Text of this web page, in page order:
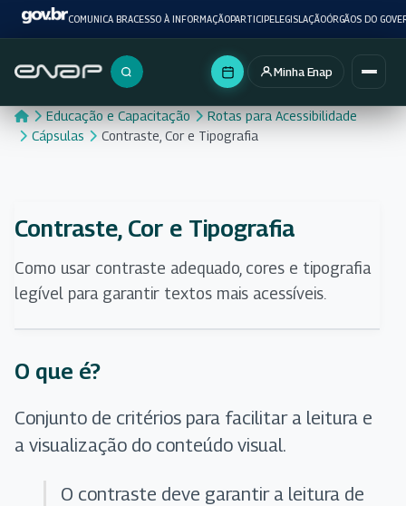
COMUNICA BRACESSO À INFORMAÇÃOPARTICIPELEGISLAÇÃOÓRGÃOS DO
Buscar no portal
Minha Enap
Educação e Capacitação
Rotas para Acessibilidade
Cápsulas
Contraste, Cor e Tipografia
Contraste, Cor e Tipografia
Como usar contraste adequado, cores e tipografia
legível para garantir textos mais acessíveis.
O que é?
Conjunto de critérios para facilitar a leitura e
a visualização do conteúdo visual.
O contraste deve garantir a leitura de